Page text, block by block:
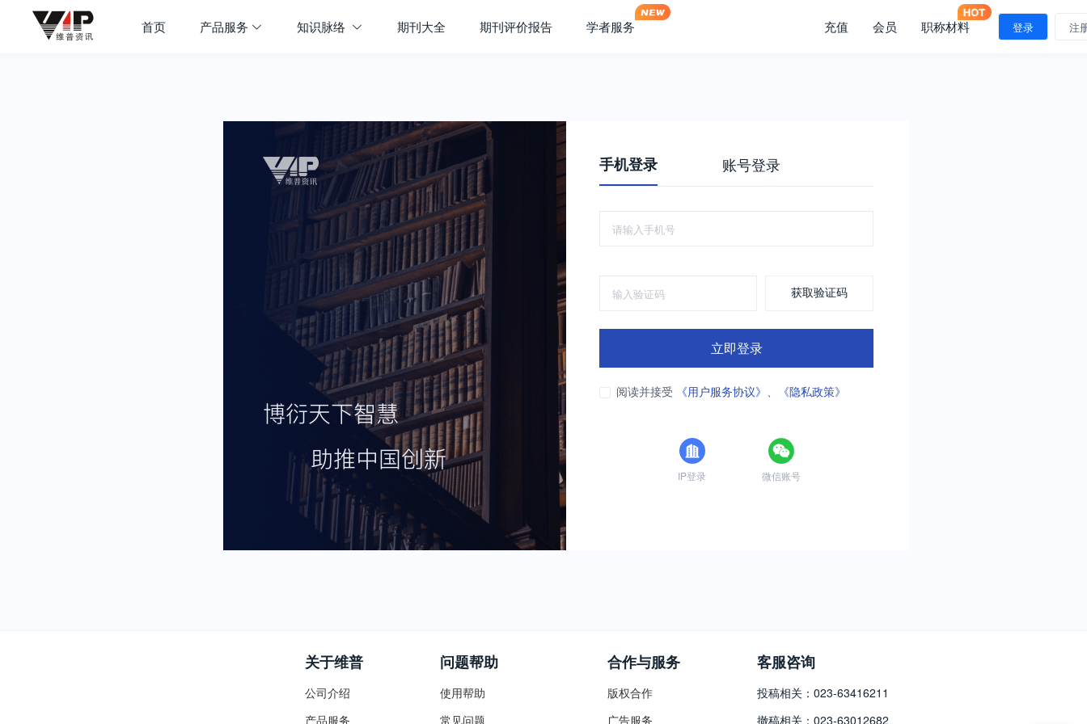
首页 产品服务 知识脉络 期刊大全 期刊评价报告 学者服务 充值 会员 职称材料 登录 注
手机登录 账号登录
获取验证码
立即登录
阅读并接受 《用户服务协议》 、 《隐私政策》
IP登录 微信账号
关于维普
公司介绍
产品服务
问题帮助
使用帮助
常见问题
合作与服务
版权合作
广告服务
客服咨询
投稿相关：023-63416211
撤稿相关：023-63012682